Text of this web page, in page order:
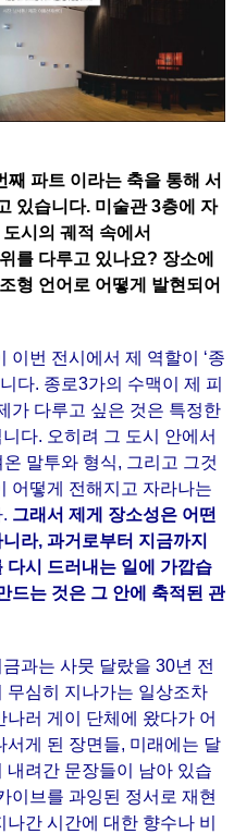
파트 이라는 축을 통해 서
있습니다. 미술관 3층에 자
시의 궤적 속에서
를 다루고 있나요? 장소에
형 언어로 어떻게 발현되어
이번 전시에서 제 역할이 ‘종
다. 종로3가의 수맥이 제 피
가 다루고 싶은 것은 특정한
다. 오히려 그 도시 안에서
말투와 형식, 그리고 그것
어떻게 전해지고 자라나는
그래서 제게 장소성은 어떤
라, 과거로부터 지금까지
다시 드러내는 일에 가깝습
드는 것은 그 안에 축적된 관
과는 사뭇 달랐을 30년 전
무심히 지나가는 일상조차
러 게이 단체에 왔다가 어
서게 된 장면들, 미래에는 달
내려간 문장들이 남아 있습
이브를 과잉된 정서로 재현
간 시간에 대한 향수나 비